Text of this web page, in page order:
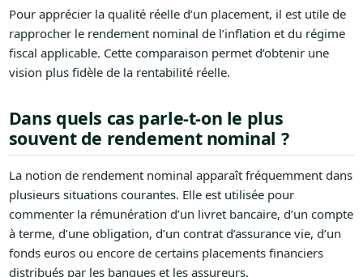
Pour apprécier la qualité réelle d’un placement, il est utile de
rapprocher le rendement nominal de l’inflation et du régime
fiscal applicable. Cette comparaison permet d’obtenir une
vision plus fidèle de la rentabilité réelle.
Dans quels cas parle-t-on le plus
souvent de rendement nominal ?
La notion de rendement nominal apparaît fréquemment dans
plusieurs situations courantes. Elle est utilisée pour
commenter la rémunération d’un livret bancaire, d’un compte
à terme, d’une obligation, d’un contrat d’assurance vie, d’un
fonds euros ou encore de certains placements financiers
distribués par les banques et les assureurs.